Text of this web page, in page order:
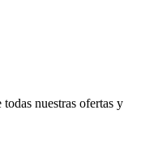
nuestras ofertas y